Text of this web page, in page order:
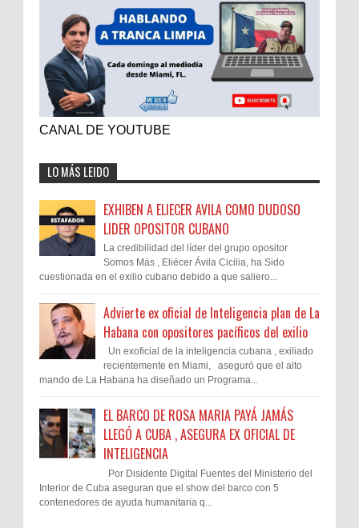
CANAL DE YOUTUBE
LO MÁS LEIDO
EXHIBEN A ELIECER AVILA COMO DUDOSO
LIDER OPOSITOR CUBANO
La credibilidad del líder del grupo opositor
Somos Más , Eliécer Ávila Cicilia, ha Sido
cuestionada en el exilio cubano debido a que saliero...
Advierte ex oficial de Inteligencia plan de La
Habana con opositores pacíficos del exilio
Un exoficial de la inteligencia cubana , exiliado
recientemente en Miami, aseguró que el alto
mando de La Habana ha diseñado un Programa...
EL BARCO DE ROSA MARIA PAYÁ JAMÁS
LLEGÓ A CUBA , ASEGURA EX OFICIAL DE
INTELIGENCIA
Por Disidente Digital Fuentes del Ministerio del
Interior de Cuba aseguran que el show del barco con 5
contenedores de ayuda humanitaria q...